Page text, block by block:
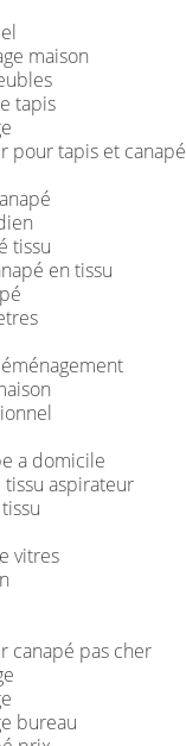
maison
tapis
pour tapis et canapé
tissu
en tissu
a domicile
aspirateur
vitres
canapé pas cher
bureau